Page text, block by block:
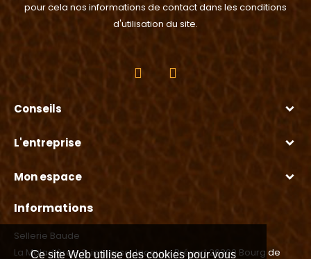
Ce site Web utilise des cookies pour vous
pour cela nos informations de contact dans les conditions
d'utilisation du site.
Conseils
L'entreprise
Mon espace
Informations
Sellerie Baude
La Maladière - 3, impasse Jacques Prévert 26300 Bourg de